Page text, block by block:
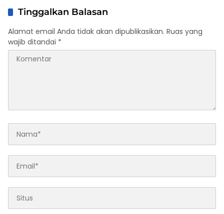
Tinggalkan Balasan
Alamat email Anda tidak akan dipublikasikan. Ruas yang
wajib ditandai *